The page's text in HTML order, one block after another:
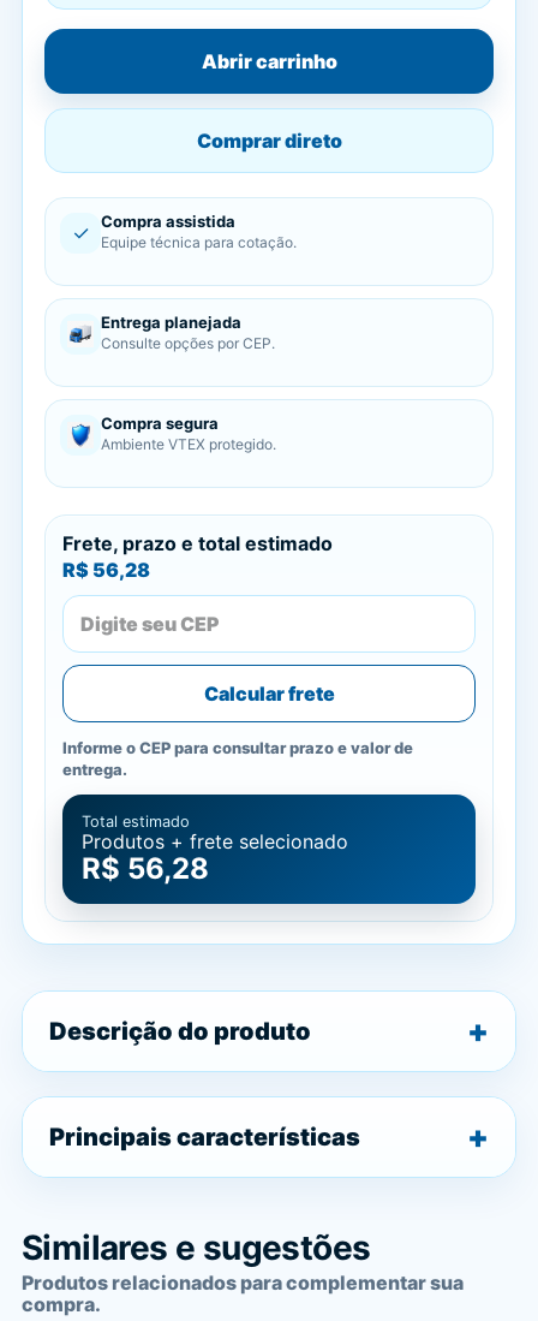
Abrir carrinho
Comprar direto
✓ Compra assistida
Equipe técnica para cotação.
Entrega planejada
Consulte opções por CEP.
Compra segura
Ambiente VTEX protegido.
Frete, prazo e total estimado
R$ 56,28
Calcular frete
Informe o CEP para consultar prazo e valor de
entrega.
Total estimado
Produtos + frete selecionado
R$ 56,28
Descrição do produto
Principais características
Similares e sugestões
Produtos relacionados para complementar sua
compra.